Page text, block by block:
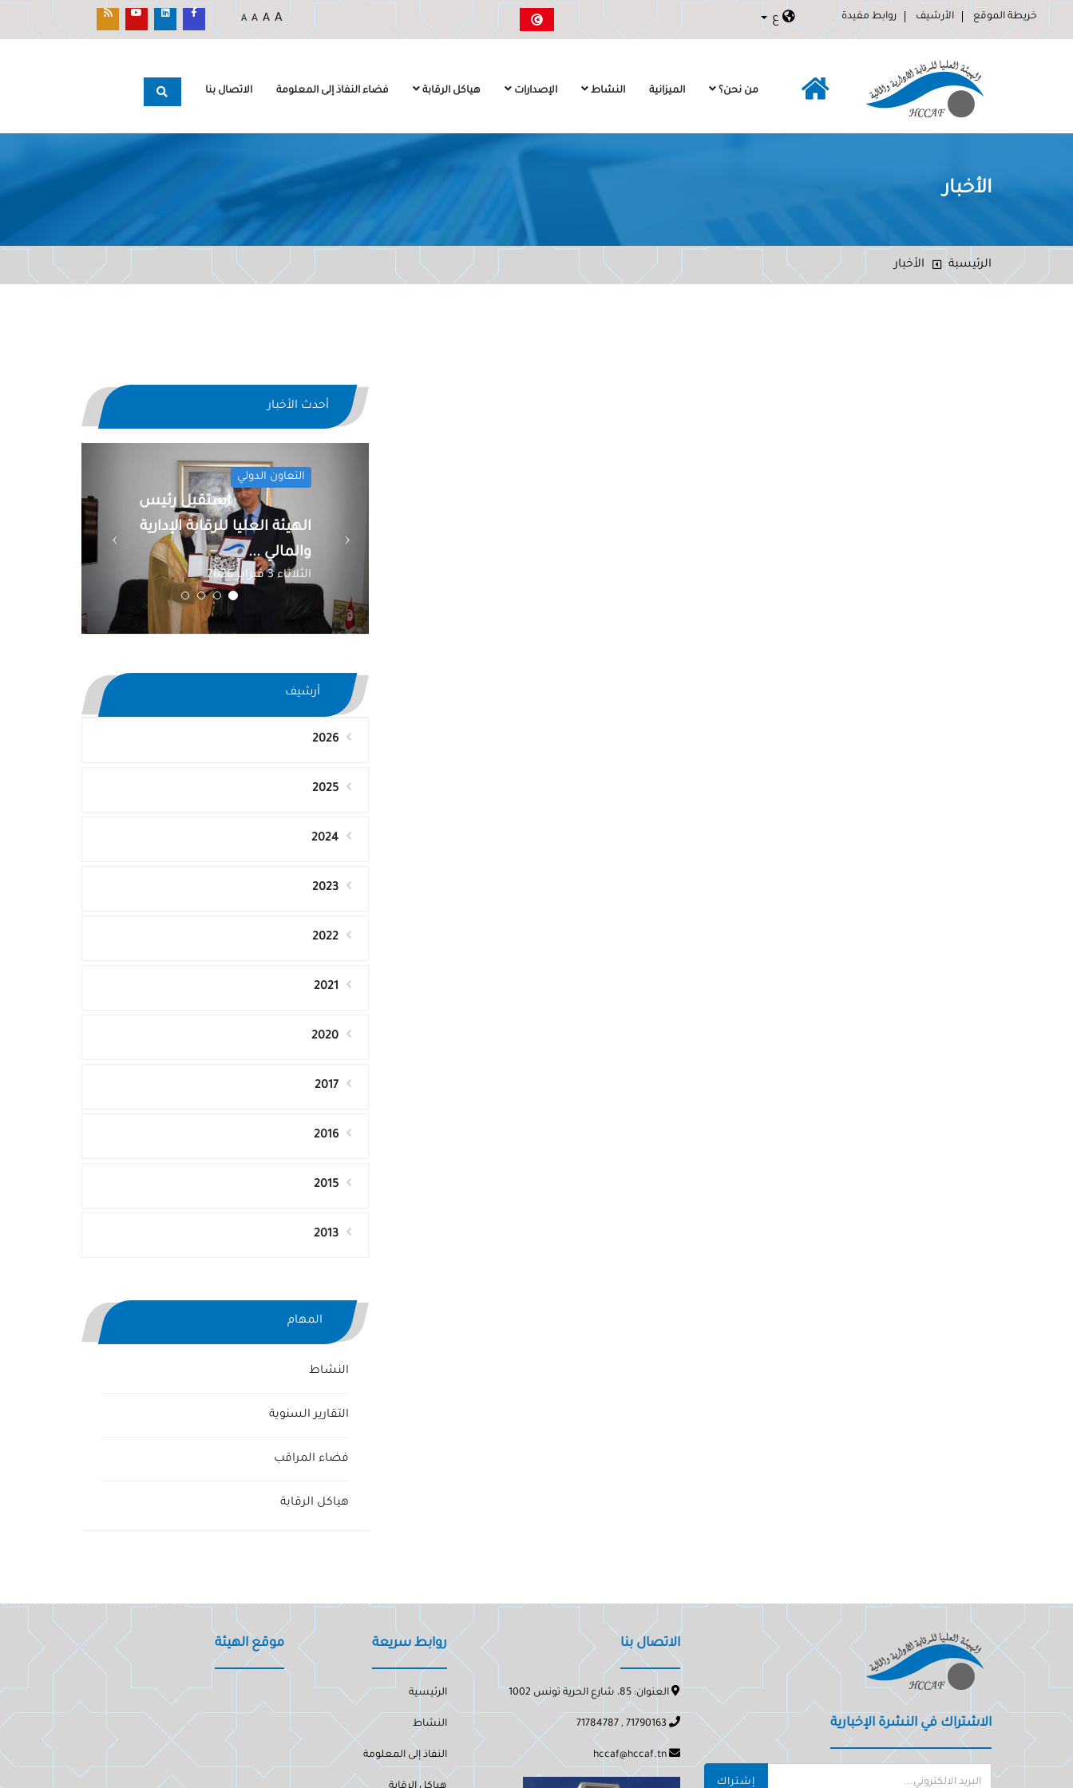
خريطة الموقع الأرشيف روابط مفيدة ع A A A A
من نحن؟ الميزانية النشاط الإصدارات هياكل الرقابة فضاء النفاذ إلى المعلومة الاتصال بنا
الأخبار
الرئيسبة الأخبار
أحدث الأخبار
التعاون الدولي
استقبل رئيس
الهيئة العليا للرقابة الإدارية
والمالي ...
الثلاثاء 3 فبراير 2026
أرشيف
2026
2025
2024
2023
2022
2021
2020
2017
2016
2015
2013
المهام
النشاط
التقارير السنوية
فضاء المراقب
هياكل الرقابة
الاشتراك في النشرة الإخبارية
إشتراك
الاتصال بنا
العنوان: 85، شارع الحرية تونس 1002
روابط سريعة
الرئيسية
النشاط
النفاذ إلى المعلومة
موقع الهيئة